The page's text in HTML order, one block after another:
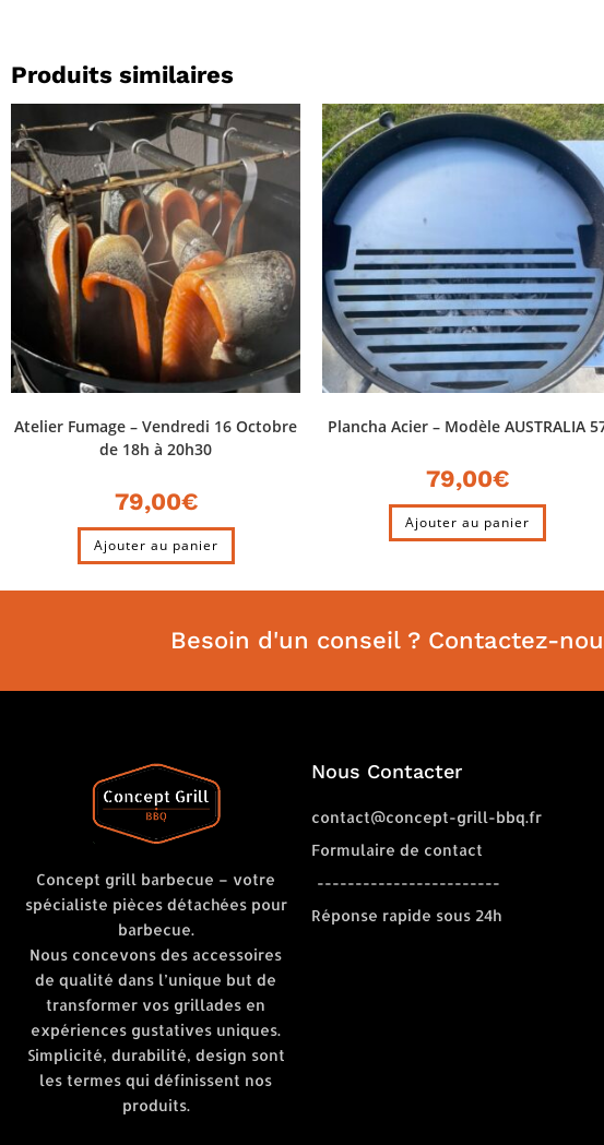
Produits similaires
Atelier Fumage – Vendredi 16 Octobre
de 18h à 20h30
79,00€
Ajouter au panier
Plancha Acier – Modèle AUSTRALIA
79,00€
Ajouter au panier
Besoin d'un conseil ? Contactez-
Concept grill barbecue – votre
spécialiste pièces détachées pour
barbecue.
Nous concevons des accessoires
de qualité dans l’unique but de
transformer vos grillades en
expériences gustatives uniques.
Simplicité, durabilité, design sont
les termes qui définissent nos
produits.
Nous Contacter
contact@concept-grill-bbq.fr
Formulaire de contact
------------------------
Réponse rapide sous 24h